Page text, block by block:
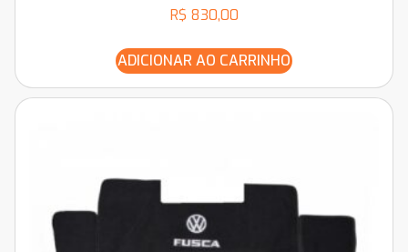
R$ 830,00
ADICIONAR AO CARRINHO